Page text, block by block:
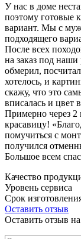
У нас в доме
поэтому готовые
вариант. Мы с
подходящего
После всех
на заказ под
обмерил,
хотелось, и
скажу, что это
вписалась и цвет
Примерно через
красавицу!
помучиться с
получился
Большое всем
Качество
Уровень сервиса
Срок
Оставить отзыв
Оставить отзыв